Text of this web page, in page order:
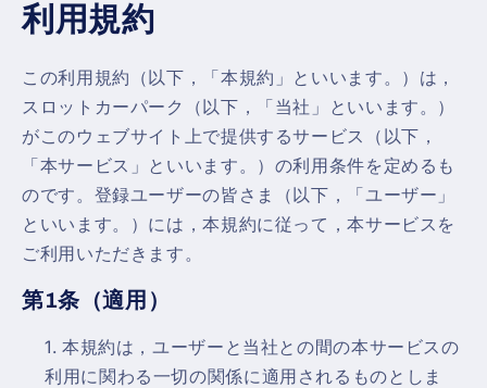
利用規約
この利用規約（以下，「本規約」といいます。）は，
スロットカーパーク（以下，「当社」といいます。）
がこのウェブサイト上で提供するサービス（以下，
「本サービス」といいます。）の利用条件を定めるも
のです。登録ユーザーの皆さま（以下，「ユーザー」
といいます。）には，本規約に従って，本サービスを
ご利用いただきます。
第1条（適用）
本規約は，ユーザーと当社との間の本サービスの
利用に関わる一切の関係に適用されるものとしま